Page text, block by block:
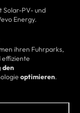
Solar-PV- und
Energy.
ihren Fuhrparks,
effiziente
den
optimieren.